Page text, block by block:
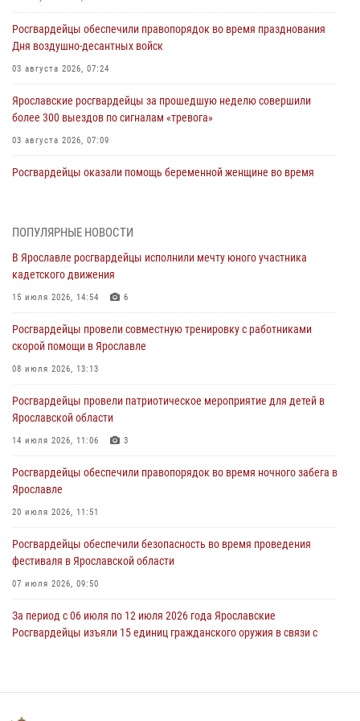
Росгвардейцы обеспечили правопорядок во время празднования
Дня воздушно-десантных войск
03 августа 2026, 07:24
Ярославские росгвардейцы за прошедшую неделю совершили
более 300 выездов по сигналам «тревога»
03 августа 2026, 07:09
Росгвардейцы оказали помощь беременной женщине во время
Росгвардейцы изъяли 41 единицу гражданского оружия в связи с
нарушением законодательства
30 июля 2026, 11:51
В региональном управлении Росгвардии состоялся молебен,
приуроченный к празднику Крещения Руси
28 июля 2026, 14:56
Ярославские росгвардейцы за прошедшую неделю совершили
более 250 выездов по сигналам «Тревога»
27 июля 2026, 08:59
Росгвардейцы обеспечили правопорядок во время массового
забега в Ярославле
27 июля 2026, 07:16
ПОПУЛЯРНЫЕ НОВОСТИ
В Ярославле росгвардейцы исполнили мечту юного участника
кадетского движения
15 июля 2026, 14:54 6
Росгвардейцы провели совместную тренировку с работниками
скорой помощи в Ярославле
08 июля 2026, 13:13
Росгвардейцы провели патриотическое мероприятие для детей в
Ярославской области
14 июля 2026, 11:06 3
Росгвардейцы обеспечили правопорядок во время ночного забега в
Ярославле
20 июля 2026, 11:51
Росгвардейцы обеспечили безопасность во время проведения
фестиваля в Ярославской области
07 июля 2026, 09:50
За период с 06 июля по 12 июля 2026 года Ярославские
Росгвардейцы изъяли 15 единиц гражданского оружия в связи с